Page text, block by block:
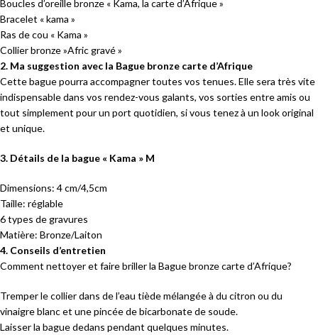
Boucles d’oreille bronze « Kama, la carte d’Afrique »
Bracelet « kama »
Ras de cou « Kama »
Collier bronze »Afric gravé »
2. Ma suggestion avec la Bague bronze carte d’Afrique
Cette bague pourra accompagner toutes vos tenues. Elle sera très vite
indispensable dans vos rendez-vous galants, vos sorties entre amis ou
tout simplement pour un port quotidien, si vous tenez à un look original
et unique.
3. Détails de la bague « Kama » M
Dimensions: 4 cm/4,5cm
Taille: réglable
6 types de gravures
Matière: Bronze/Laiton
4. Conseils d’entretien
Comment nettoyer et faire briller la Bague bronze carte d’Afrique?
Tremper le collier dans de l’eau tiède mélangée à du citron ou du
vinaigre blanc et une pincée de bicarbonate de soude.
Laisser la bague dedans pendant quelques minutes.